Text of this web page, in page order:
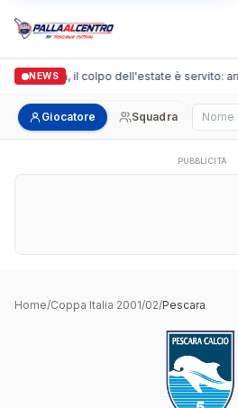
NEWS
Arpi Nova, il colpo dell'estate è servito:
Giocatore Squadra
PUBBLICITÀ
Home/Coppa Italia 2001/02/Pescara